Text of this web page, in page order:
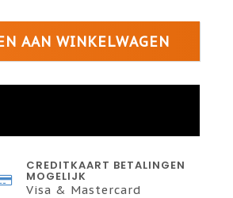
AAN WINKELWAGEN
CREDITKAART BETALINGEN
MOGELIJK
Visa & Mastercard